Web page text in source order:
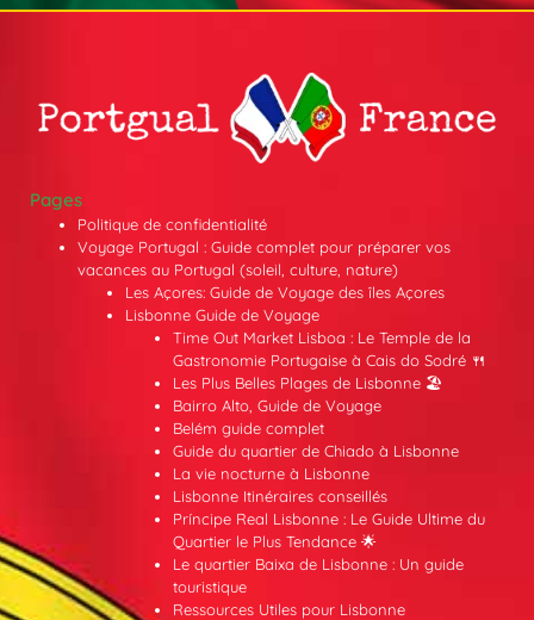
Pages
Politique de confidentialité
Voyage Portugal : Guide complet pour préparer vos
vacances au Portugal (soleil, culture, nature)
Les Açores: Guide de Voyage des îles Açores
Lisbonne Guide de Voyage
Time Out Market Lisboa : Le Temple de la
Gastronomie Portugaise à Cais do Sodré 🍴
Les Plus Belles Plages de Lisbonne 🏖️
Bairro Alto, Guide de Voyage
Belém guide complet
Guide du quartier de Chiado à Lisbonne
La vie nocturne à Lisbonne
Lisbonne Itinéraires conseillés
Príncipe Real Lisbonne : Le Guide Ultime du
Quartier le Plus Tendance 🌟
Le quartier Baixa de Lisbonne : Un guide
touristique
Ressources Utiles pour Lisbonne